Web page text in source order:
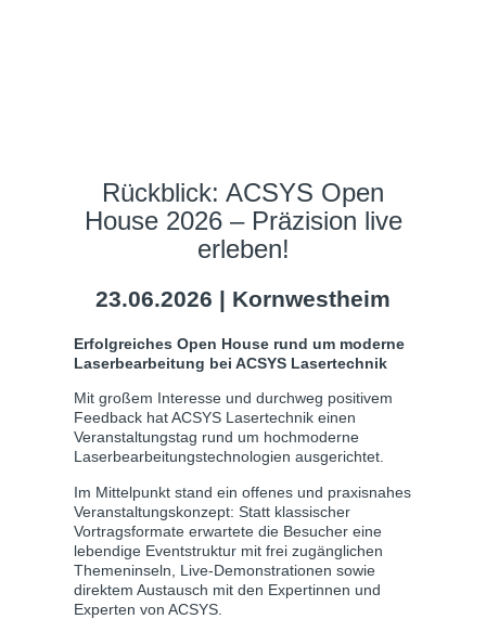
Rückblick: ACSYS Open
House 2026 – Präzision live
erleben!
23.06.2026 | Kornwestheim
Erfolgreiches Open House rund um moderne
Laserbearbeitung bei ACSYS Lasertechnik
Mit großem Interesse und durchweg positivem
Feedback hat ACSYS Lasertechnik einen
Veranstaltungstag rund um hochmoderne
Laserbearbeitungstechnologien ausgerichtet.
Im Mittelpunkt stand ein offenes und praxisnahes
Veranstaltungskonzept: Statt klassischer
Vortragsformate erwartete die Besucher eine
lebendige Eventstruktur mit frei zugänglichen
Themeninseln, Live-Demonstrationen sowie
direktem Austausch mit den Expertinnen und
Experten von ACSYS.